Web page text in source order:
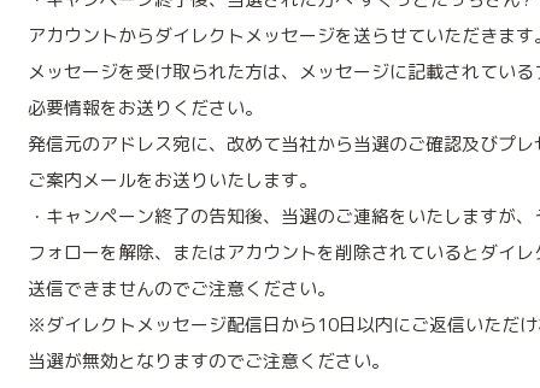
アカウントからダイレクトメッセージを送らせていただきます
メッセージを受け取られた方は、メッセージに記載されてい
必要情報をお送りください。
発信元のアドレス宛に、改めて当社から当選のご確認及びプ
ご案内メールをお送りいたします。
・キャンペーン終了の告知後、当選のご連絡をいたしますが
フォローを解除、またはアカウントを削除されているとダイ
送信できませんのでご注意ください。
※ダイレクトメッセージ配信日から10日以内にご返信いただ
当選が無効となりますのでご注意ください。